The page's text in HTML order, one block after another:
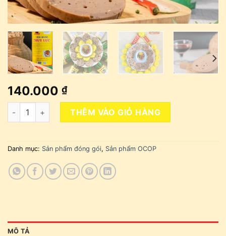
140.000 ₫
Chả Lụa Bò (500gr) số lượngTHÊM VÀO GIỎ HÀNG
Danh mục: Sản phẩm đóng gói, Sản phẩm OCOP
MÔ TẢ